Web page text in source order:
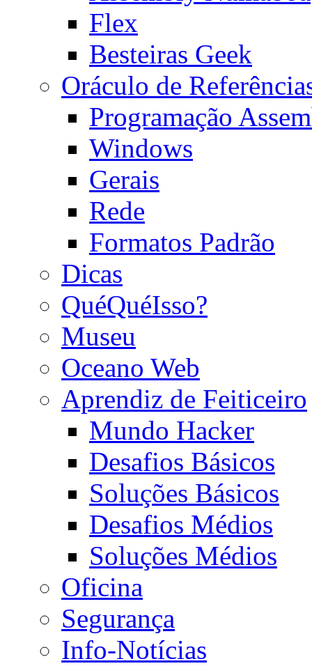
Flex
Besteiras Geek
Oráculo de
Programação
Windows
Gerais
Rede
Formatos Padrão
Dicas
QuéQuéIsso?
Museu
Oceano Web
Aprendiz de Feiticeiro
Mundo Hacker
Desafios Básicos
Soluções Básicos
Desafios Médios
Soluções Médios
Oficina
Segurança
Info-Notícias